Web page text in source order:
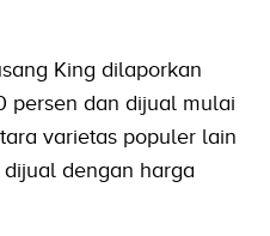
King dilaporkan
persen dan dijual mulai
varietas populer lain
dijual dengan harga